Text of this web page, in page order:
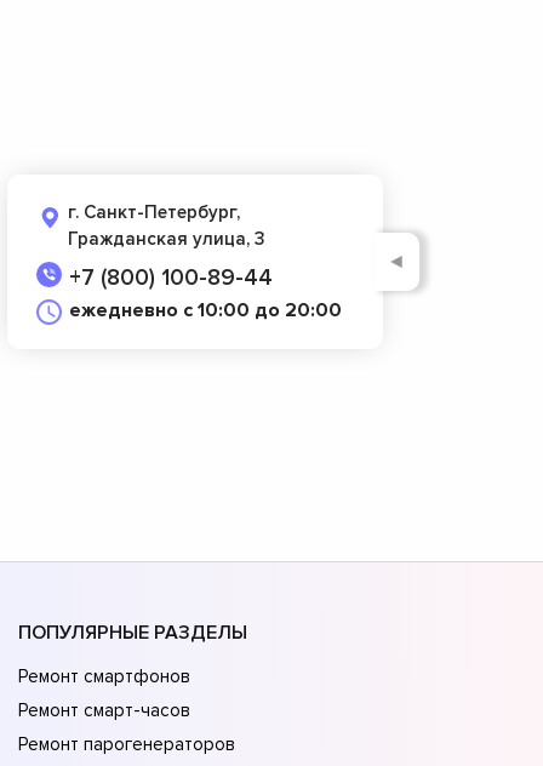
г. Санкт-Петербург,
Гражданская улица, 3
+7 (800) 100-89-44
ежедневно с 10:00 до 20:00
◄
ПОПУЛЯРНЫЕ РАЗДЕЛЫ
Ремонт смартфонов
Ремонт смарт-часов
Ремонт парогенераторов